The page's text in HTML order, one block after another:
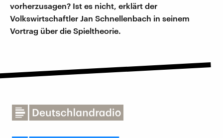
vorherzusagen? Ist es nicht, erklärt der
Volkswirtschaftler Jan Schnellenbach in seinem
Vortrag über die Spieltheorie.